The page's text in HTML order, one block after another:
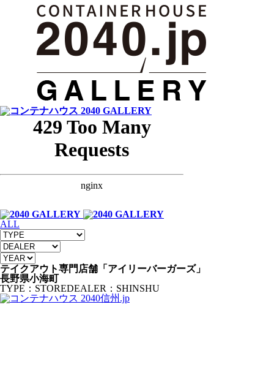
ALL
テイクアウト専門店舗「アイリーバーガーズ」
長野県小海町
TYPE：STOREDEALER：SHINSHU